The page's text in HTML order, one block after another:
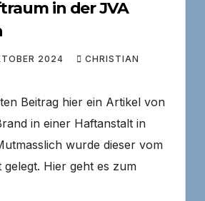
in der JVA
2024 CHRISTIAN
Beitrag hier ein Artikel von
in einer Haftanstalt in
wurde dieser vom
Hier geht es zum